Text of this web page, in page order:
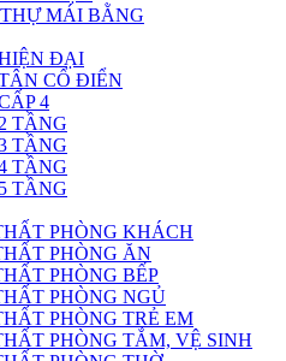
MÁI BẰNG
ĐẠI
CỔ ĐIỂN
4
TẦNG
TẦNG
TẦNG
TẦNG
PHÒNG KHÁCH
PHÒNG ĂN
PHÒNG BẾP
PHÒNG NGỦ
PHÒNG TRẺ EM
PHÒNG TẮM, VỆ SINH